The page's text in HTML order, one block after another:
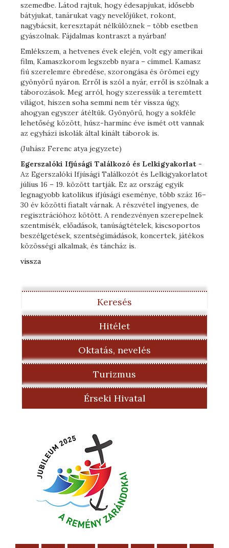
szemedbe. Látod rajtuk, hogy édesapjukat, idősebb
bátyjukat, tanárukat vagy nevelőjüket, rokont,
nagybácsit, keresztapát nélkülöznek – több esetben
gyászolnak. Fájdalmas kontraszt a nyárban!
Emlékszem, a hetvenes évek elején, volt egy amerikai
film, Kamaszkorom legszebb nyara – címmel. Kamasz
fiú szerelemre ébredése, szorongása és örömei egy
gyönyörű nyáron. Erről is szól a nyár, erről is szólnak a
táborozások. Meg arról, hogy szeressük a teremtett
világot, hiszen soha semmi nem tér vissza úgy,
ahogyan egyszer átéltük. Gyönyörű, hogy a sokféle
lehetőség között, húsz-harminc éve ismét ott vannak
az egyházi iskolák által kínált táborok is.
(Juhász Ferenc atya jegyzete)
Egerszalóki Ifjúsági Találkozó és Lelkigyakorlat -
Az Egerszalóki Ifjúsági Találkozót és Lelkigyakorlatot
július 16 – 19. között tartják. Ez az ország egyik
legnagyobb katolikus ifjúsági eseménye, több száz 16–
30 év közötti fiatalt várnak. A részvétel ingyenes, de
regisztrációhoz kötött. A rendezvényen szerepelnek
szentmisék, előadások, tanúságtételek, kiscsoportos
beszélgetések, szentségimádások, koncertek, játékos
közösségi alkalmak, és táncház is.
vissza
Keresés
Hitélet
Oktatás, nevelés
Turizmus
Érseki Hivatal